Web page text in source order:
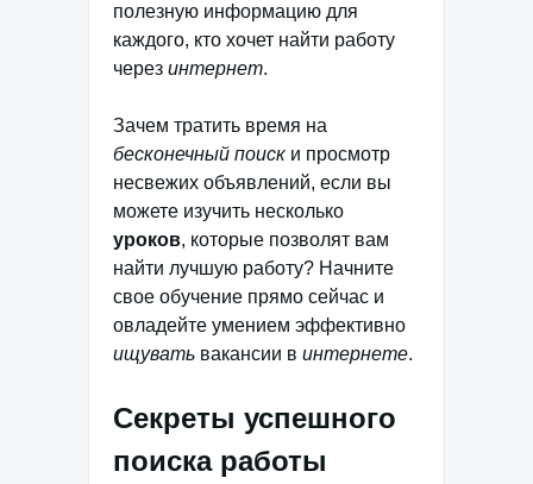
полезную информацию для
каждого, кто хочет найти работу
через интернет.
Зачем тратить время на
бесконечный поиск и просмотр
несвежих объявлений, если вы
можете изучить несколько
уроков, которые позволят вам
найти лучшую работу? Начните
свое обучение прямо сейчас и
овладейте умением эффективно
ищувать вакансии в интернете.
Секреты успешного
поиска работы